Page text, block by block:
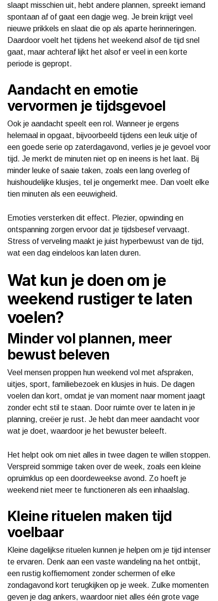
slaapt misschien uit, hebt andere plannen, spreekt iemand
spontaan af of gaat een dagje weg. Je brein krijgt veel
nieuwe prikkels en slaat die op als aparte herinneringen.
Daardoor voelt het tijdens het weekend alsof de tijd snel
gaat, maar achteraf lijkt het alsof er veel in een korte
periode is gepropt.
Aandacht en emotie
vervormen je tijdsgevoel
Ook je aandacht speelt een rol. Wanneer je ergens
helemaal in opgaat, bijvoorbeeld tijdens een leuk uitje of
een goede serie op zaterdagavond, verlies je je gevoel voor
tijd. Je merkt de minuten niet op en ineens is het laat. Bij
minder leuke of saaie taken, zoals een lang overleg of
huishoudelijke klusjes, tel je ongemerkt mee. Dan voelt elke
tien minuten als een eeuwigheid.
Emoties versterken dit effect. Plezier, opwinding en
ontspanning zorgen ervoor dat je tijdsbesef vervaagt.
Stress of verveling maakt je juist hyperbewust van de tijd,
wat een dag eindeloos kan laten duren.
Wat kun je doen om je
weekend rustiger te laten
voelen?
Minder vol plannen, meer
bewust beleven
Veel mensen proppen hun weekend vol met afspraken,
uitjes, sport, familiebezoek en klusjes in huis. De dagen
voelen dan kort, omdat je van moment naar moment jaagt
zonder echt stil te staan. Door ruimte over te laten in je
planning, creëer je rust. Je hebt dan meer aandacht voor
wat je doet, waardoor je het bewuster beleeft.
Het helpt ook om niet alles in twee dagen te willen stoppen.
Verspreid sommige taken over de week, zoals een kleine
opruimklus op een doordeweekse avond. Zo hoeft je
weekend niet meer te functioneren als een inhaalslag.
Kleine rituelen maken tijd
voelbaar
Kleine dagelijkse rituelen kunnen je helpen om je tijd intenser
te ervaren. Denk aan een vaste wandeling na het ontbijt,
een rustig koffiemoment zonder schermen of elke
zondagavond kort terugkijken op je week. Zulke momenten
geven je dag ankers, waardoor niet alles één grote vage